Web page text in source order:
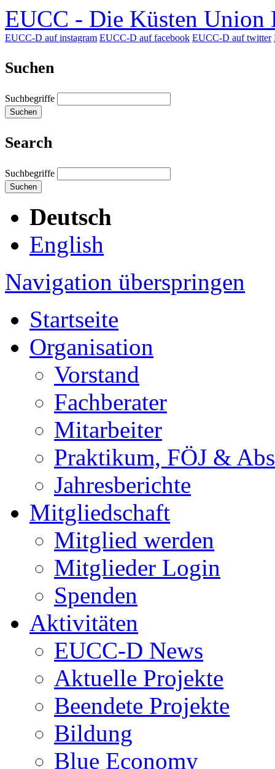
EUCC - Die Küsten Union
EUCC-D auf instagram EUCC-D auf facebook EUCC-D auf twitter
Suchen
Suchbegriffe
Suchen
Search
Suchbegriffe
Suchen
Deutsch
English
Navigation überspringen
Startseite
Organisation
Vorstand
Fachberater
Mitarbeiter
Praktikum, FÖJ &
Jahresberichte
Mitgliedschaft
Mitglied werden
Mitglieder Login
Spenden
Aktivitäten
EUCC-D News
Aktuelle Projekte
Beendete Projekte
Bildung
Blue Economy